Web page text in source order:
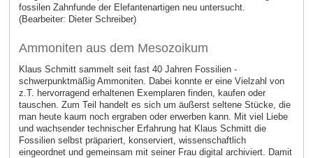
fossilen Zahnfunde der Elefantenartigen neu untersucht.
(Bearbeiter: Dieter Schreiber)
Ammoniten aus dem Mesozoikum
Klaus Schmitt sammelt seit fast 40 Jahren Fossilien -
schwerpunktmäßig Ammoniten. Dabei konnte er eine Vielzahl von
z.T. hervorragend erhaltenen Exemplaren finden, kaufen oder
tauschen. Zum Teil handelt es sich um äußerst seltene Stücke, die
man heute kaum noch ergraben oder erwerben kann. Mit viel Liebe
und wachsender technischer Erfahrung hat Klaus Schmitt die
Fossilien selbst präpariert, konserviert, wissenschaftlich
eingeordnet und gemeinsam mit seiner Frau digital archiviert. Damit